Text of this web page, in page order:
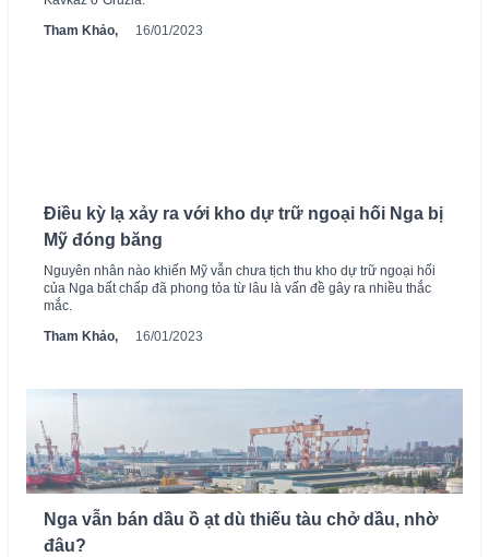
Tham Khảo,
16/01/2023
Điều kỳ lạ xảy ra với kho dự trữ ngoại hối Nga bị
Mỹ đóng băng
Nguyên nhân nào khiến Mỹ vẫn chưa tịch thu kho dự trữ ngoại hối
của Nga bất chấp đã phong tỏa từ lâu là vấn đề gây ra nhiều thắc
mắc.
Tham Khảo,
16/01/2023
Nga vẫn bán dầu ồ ạt dù thiếu tàu chở dầu, nhờ
đâu?